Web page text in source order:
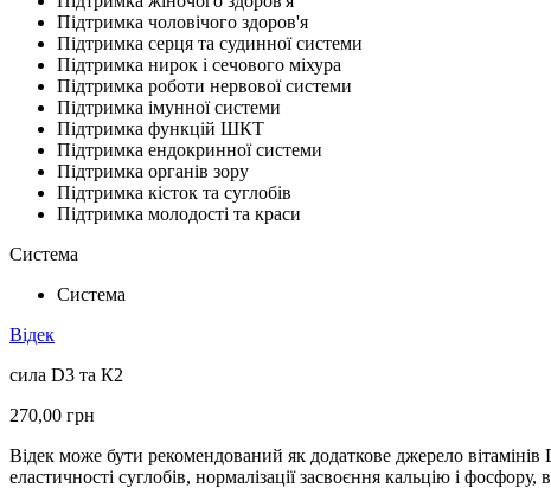
Підтримка чоловічого здоров'я
Підтримка серця та судинної системи
Підтримка нирок і сечового міхура
Підтримка роботи нервової системи
Підтримка імунної системи
Підтримка функцій ШКТ
Підтримка ендокринної системи
Підтримка органів зору
Підтримка кісток та суглобів
Підтримка молодості та краси
Система
Система
Відек
сила D3 та К2
270,00 грн
Відек може бути рекомендований як додаткове джерело
еластичності суглобів, нормалізації засвоєння кальцію і